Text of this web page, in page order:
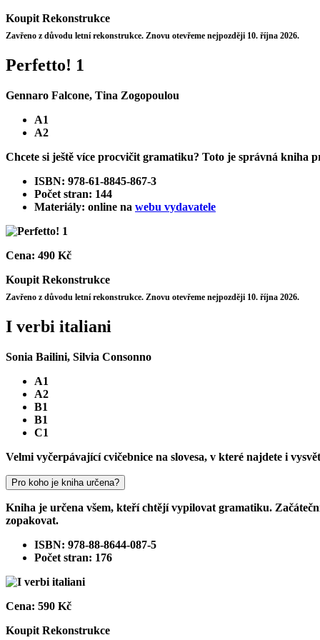
Koupit Rekonstrukce
Zavřeno z důvodu letní rekonstrukce. Znovu otevřeme nejpozději 10. října 2026.
Perfetto! 1
Gennaro Falcone, Tina Zogopoulou
A1
A2
Chcete si ještě více procvičit gramatiku? Toto je správná kniha
ISBN: 978-61-8845-867-3
Počet stran: 144
Materiály: online na webu vydavatele
Cena: 490 Kč
Koupit Rekonstrukce
Zavřeno z důvodu letní rekonstrukce. Znovu otevřeme nejpozději 10. října 2026.
I verbi italiani
Sonia Bailini, Silvia Consonno
A1
A2
B1
B1
C1
Velmi vyčerpávající cvičebnice na slovesa, v které najdete i
Pro koho je kniha určena?
Kniha je určena všem, kteří chtějí vypilovat gramatiku.
zopakovat.
ISBN: 978-88-8644-087-5
Počet stran: 176
Cena: 590 Kč
Koupit Rekonstrukce